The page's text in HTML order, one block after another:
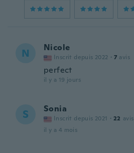
N Nicole
Inscrit depuis 2022 · 7 avis
perfect
il y a 19 jours
S Sonia
Inscrit depuis 2021 · 22 avis
il y a 4 mois